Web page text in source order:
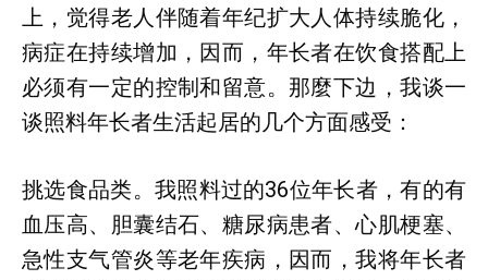
上，觉得老人伴随着年纪扩大人体持续脆化，
病症在持续增加，因而，年长者在饮食搭配上
必须有一定的控制和留意。那麼下边，我谈一
谈照料年长者生活起居的几个方面感受：
挑选食品类。我照料过的36位年长者，有的有
血压高、胆囊结石、糖尿病患者、心肌梗塞、
急性支气管炎等老年疾病，因而，我将年长者